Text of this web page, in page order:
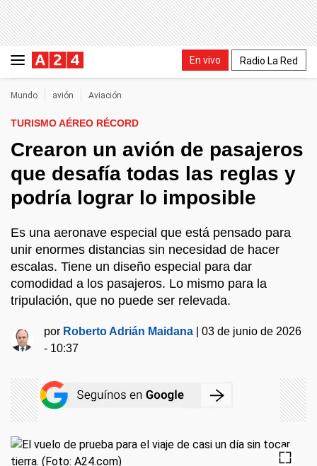
En vivo Radio La Red
Mundo avión Aviación
TURISMO AÉREO RÉCORD
Crearon un avión de pasajeros
que desafía todas las reglas y
podría lograr lo imposible
Es una aeronave especial que está pensado para
unir enormes distancias sin necesidad de hacer
escalas. Tiene un diseño especial para dar
comodidad a los pasajeros. Lo mismo para la
tripulación, que no puede ser relevada.
por Roberto Adrián Maidana |03 de junio de 2026
- 10:37